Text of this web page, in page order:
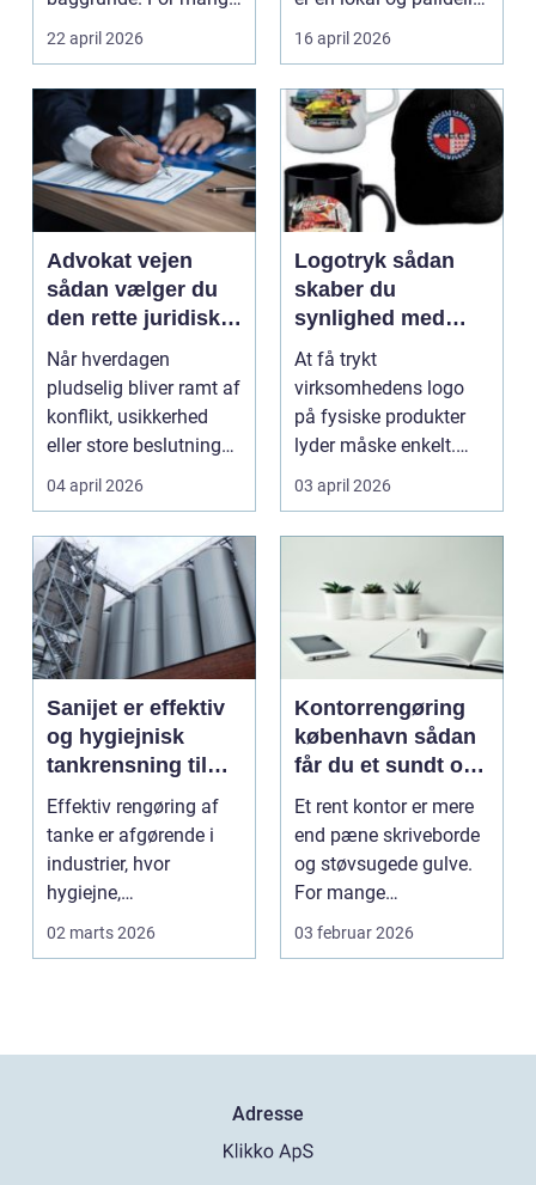
starter det med
hyggedrik på ...
22 april 2026
elektrik...
16 april 2026
Advokat vejen
sådan vælger du
den rette juridiske
hjælp lokalt
Når hverdagen
pludselig bliver ramt af
konflikt, usikkerhed
eller store beslutninger,
kan en lokal a...
04 april 2026
Logotryk sådan
skaber du
synlighed med
simple midler
At få trykt
virksomhedens logo
på fysiske produkter
lyder måske enkelt.
Men gjort rigtigt kan
logotr...
03 april 2026
Sanijet er effektiv
og hygiejnisk
tankrensning til
krævende
industrier
Effektiv rengøring af
tanke er afgørende i
industrier, hvor
hygiejne,
driftssikkerhed ...
02 marts 2026
Kontorrengøring
københavn sådan
får du et sundt og
præsentabelt
arbejdsmiljø
Et rent kontor er mere
end pæne skriveborde
og støvsugede gulve.
For mange
virksomheder i
03 februar 2026
Adresse